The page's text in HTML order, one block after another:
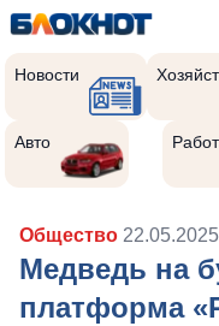
Новости
Авто
Общество 22.05.2025
Медведь на
платформа